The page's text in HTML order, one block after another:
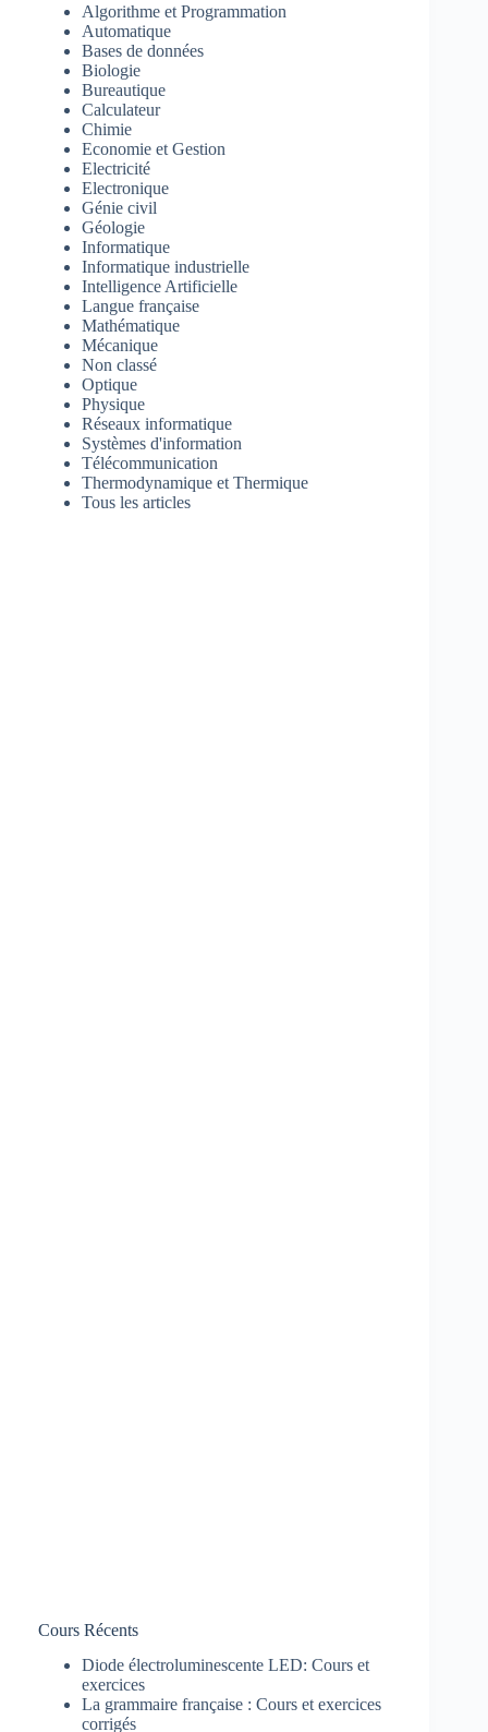
Algorithme et Programmation
Automatique
Bases de données
Biologie
Bureautique
Calculateur
Chimie
Economie et Gestion
Electricité
Electronique
Génie civil
Géologie
Informatique
Informatique industrielle
Intelligence Artificielle
Langue française
Mathématique
Mécanique
Non classé
Optique
Physique
Réseaux informatique
Systèmes d'information
Télécommunication
Thermodynamique et Thermique
Tous les articles
Cours Récents
Diode électroluminescente LED: Cours et
exercices
La grammaire française : Cours et exercices
corrigés